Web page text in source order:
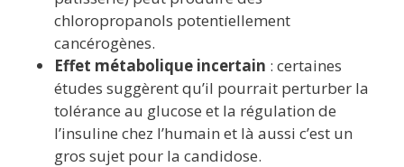
chloropropanols potentiellement
cancérogènes.
Effet métabolique incertain : certaines
études suggèrent qu’il pourrait perturber la
tolérance au glucose et la régulation de
l’insuline chez l’humain et là aussi c’est un
gros sujet pour la candidose.